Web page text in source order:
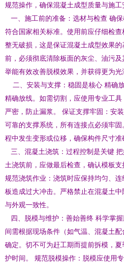
规范操作，确保混凝土成型质量与施工
一、施工前的准备：选材与检查 确
符合国家相关标准。使用前应仔细检
整无破损，这是保证混凝土成型效果
前，必须彻底清除板面的灰尘、油污
举能有效改善脱模效果，并获得更为光
二、安装与支撑：稳固是核心 精确
精确放线。如需切割，应使用专业工
严密，防止漏浆。 保证支撑牢固：安
可靠的支撑系统，所有连接点必须牢
程中发生变形或位移，确保构件尺寸准
三、混凝土浇筑：过程控制是关键
土浇筑前，应做最后检查，确认模板支
规范浇筑作业：浇筑时应保持均匀、
板造成过大冲击。严格禁止在混凝土
与外观一致性。
四、脱模与维护：善始善终 科学掌
间需根据现场条件（如气温、混凝土
确定。切不可为赶工期而提前拆模，
护时间。 规范脱模操作：脱模应使用